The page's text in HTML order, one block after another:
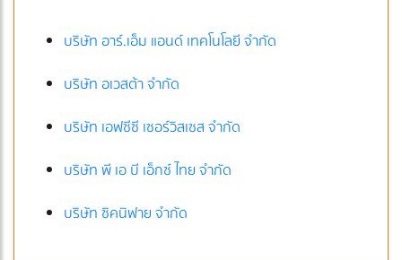
บริษัท อาร์.เอ็ม แอนด์ เทคโนโลยี จำกัด
บริษัท อเวสต้า จำกัด
บริษัท เอฟซีซี เซอร์วิสเซส จำกัด
บริษัท พี เอ บี เอ็กซ์ ไทย จำกัด
บริษัท ซิคนิฟาย จำกัด